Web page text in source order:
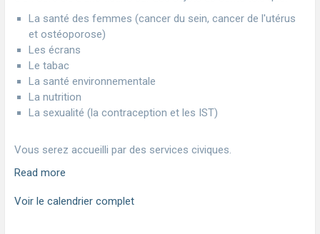
La santé des femmes (cancer du sein, cancer de l'utérus
et ostéoporose)
Les écrans
Le tabac
La santé environnementale
La nutrition
La sexualité (la contraception et les IST)
Vous serez accueilli par des services civiques.
Read more
Voir le calendrier complet